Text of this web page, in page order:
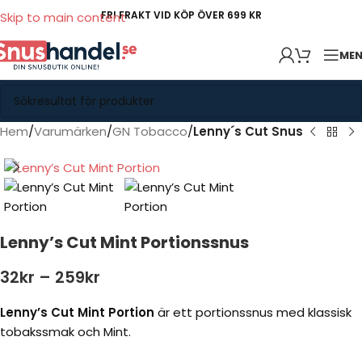
Skip to main contentFRI FRAKT VID KÖP ÖVER 699 KR
Hem Varumärken GN Tobacco Lenny´s Cut Snus
Lenny’s Cut Mint Portionssnus
32kr – 259kr
Lenny’s Cut Mint Portion är ett portionssnus med klassisk
tobakssmak och Mint.